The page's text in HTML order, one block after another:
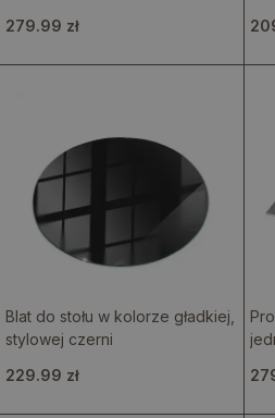
279.99 zł
Blat do stołu w kolorze gładkiej,
stylowej czerni
229.99 zł